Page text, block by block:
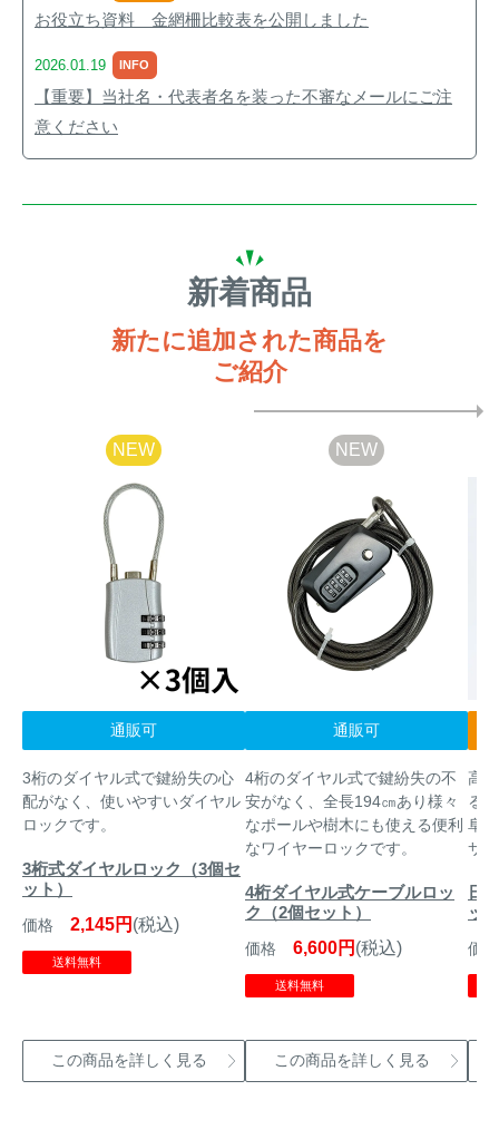
お役立ち資料 金網柵比較表を公開しました
2026.01.19 INFO
【重要】当社名・代表者名を装った不審なメールにご注
意ください
新着商品
新たに追加された商品を
ご紹介
NEW
通販可
3桁のダイヤル式で鍵紛失の心
配がなく、使いやすいダイヤル
ロックです。
3桁式ダイヤルロック（3個セ
ット）
価格 2,145円 (税込)
送料無料
この商品を詳しく見る
NEW
通販可
4桁のダイヤル式で鍵紛失の不
安がなく、全長194㎝あり様々
なポールや樹木にも使える便利
なワイヤーロックです。
4桁ダイヤル式ケーブルロッ
ク（2個セット）
価格 6,600円 (税込)
送料無料
この商品を詳しく見る
高
る
阜
サ
日
ッ
価格